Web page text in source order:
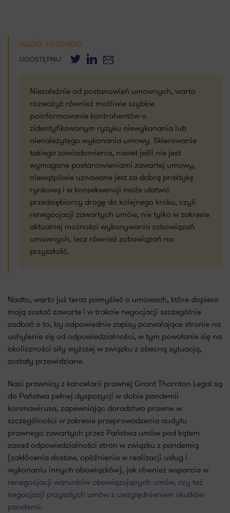
WAŻNY FRAGMENT
UDOSTĘPNIJ TwitterLinkedIn
E-mail
Niezależnie od postanowień umownych, warto
rozważyć również możliwie szybkie
poinformowanie kontrahentów o
zidentyfikowanym ryzyku niewykonania lub
nienależytego wykonania umowy. Skierowanie
takiego zawiadomienia, nawet jeśli nie jest
wymagane postanowieniami zawartej umowy,
niewątpliwie uznawane jest za dobrą praktykę
rynkową i w konsekwencji może ułatwić
przedsiębiorcy drogę do kolejnego kroku, czyli
renegocjacji zawartych umów, nie tylko w zakresie
aktualnej możności wykonywania zobowiązań
umownych, lecz również zobowiązań na
przyszłość.
Nadto, warto już teraz pomyśleć o umowach, które dopiero
mają zostać zawarte i w trakcie negocjacji szczególnie
zadbać o to, by odpowiednie zapisy pozwalające stronie na
uchylenie się od odpowiedzialności, w tym powołanie się na
okoliczności siły wyższej w związku z obecną sytuacją,
zostały przewidziane.
Nasi prawnicy z kancelarii prawnej Grant Thornton Legal są
do Państwa pełnej dyspozycji w dobie pandemii
koronawirusa, zapewniając doradztwo prawne w
szczególności w zakresie przeprowadzenia audytu
prawnego zawartych przez Państwa umów pod kątem
zasad odpowiedzialności stron w związku z pandemią
(zakłócenia dostaw, opóźnienia w realizacji usług i
wykonaniu innych obowiązków), jak również wsparcia w
renegocjacji warunków obowiązujących umów, czy też
negocjacji przyszłych umów z uwzględnieniem skutków
pandemii.